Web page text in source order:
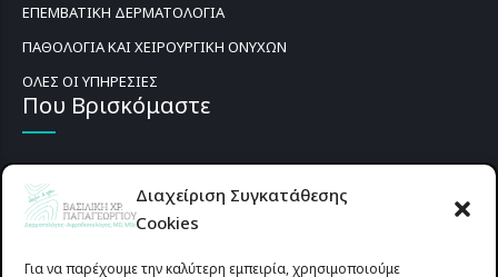
Διαχείριση Συγκατάθεσης
Cookies
Για να παρέχουμε την καλύτερη εμπειρία, χρησιμοποιούμε
ΕΠΕΜΒΑΤΙΚΗ ΔΕΡΜΑΤΟΛΟΓΙΑ
ΠΑΘΟΛΟΓΙΑ ΚΑΙ ΧΕΙΡΟΥΡΓΙΚΗ ΟΝΥΧΩΝ
ΟΛΕΣ ΟΙ ΥΠΗΡΕΣΙΕΣ
Που Βρισκόμαστε